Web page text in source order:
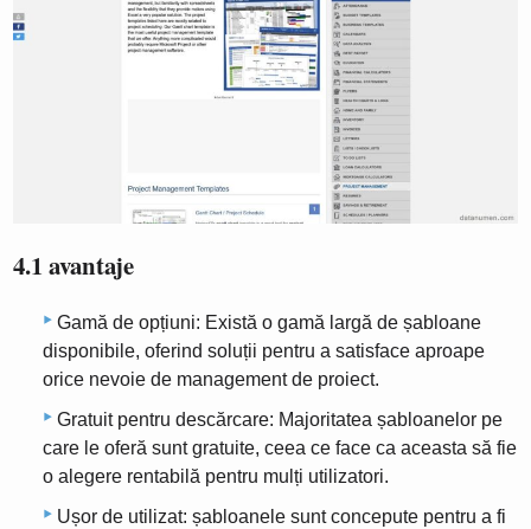
4.1 avantaje
Gamă de opțiuni: Există o gamă largă de șabloane
disponibile, oferind soluții pentru a satisface aproape
orice nevoie de management de proiect.
Gratuit pentru descărcare: Majoritatea șabloanelor pe
care le oferă sunt gratuite, ceea ce face ca aceasta să fie
o alegere rentabilă pentru mulți utilizatori.
Ușor de utilizat: șabloanele sunt concepute pentru a fi